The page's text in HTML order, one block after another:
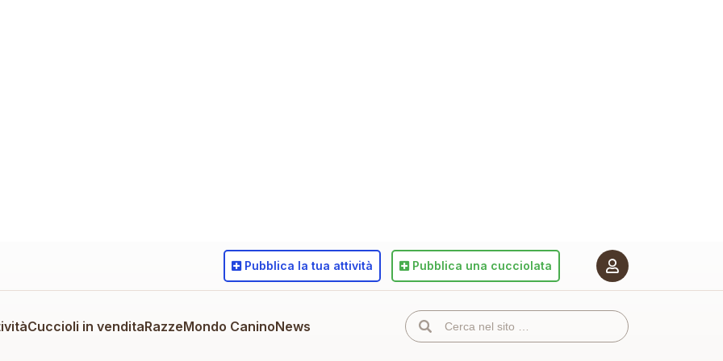
Cuccioli in venditaRazzeMondo CaninoNews
Pubblica la tua attività Pubblica una cucciolata